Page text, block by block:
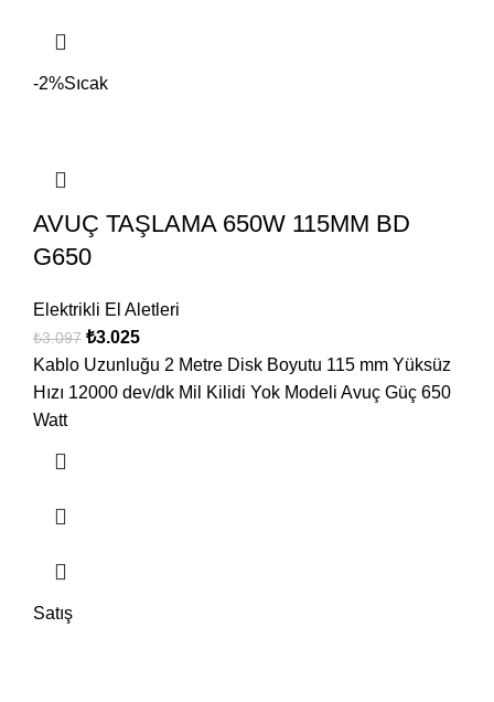
-2%Sıcak
AVUÇ TAŞLAMA 650W 115MM BD
G650
Elektrikli El Aletleri
₺3.097 ₺3.025
Kablo Uzunluğu 2 Metre Disk Boyutu 115 mm Yüksüz
Hızı 12000 dev/dk Mil Kilidi Yok Modeli Avuç Güç 650
Watt
Satış